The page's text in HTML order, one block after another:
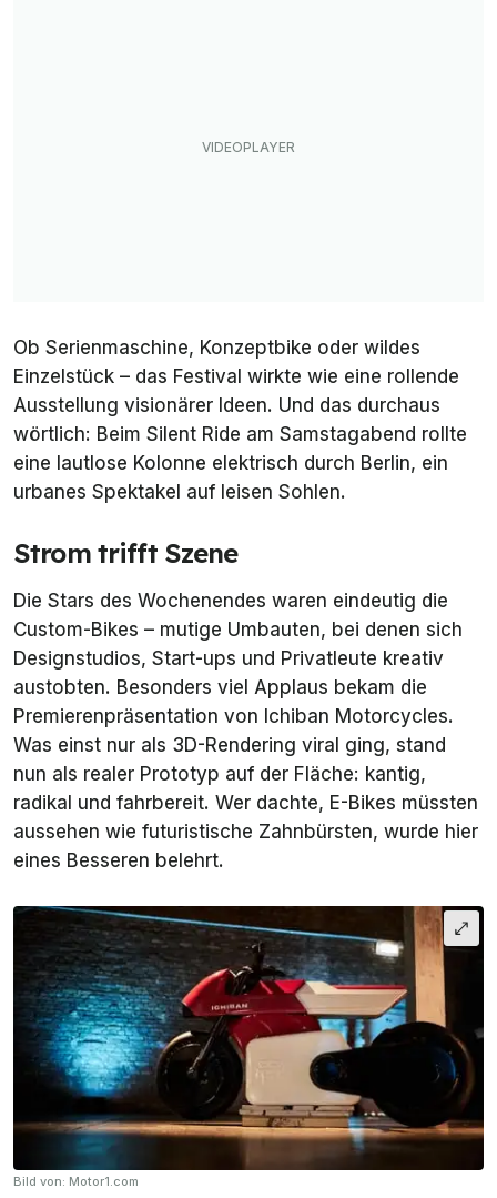
Ob Serienmaschine, Konzeptbike oder wildes
Einzelstück – das Festival wirkte wie eine rollende
Ausstellung visionärer Ideen. Und das durchaus
wörtlich: Beim Silent Ride am Samstagabend rollte
eine lautlose Kolonne elektrisch durch Berlin, ein
urbanes Spektakel auf leisen Sohlen.
Strom trifft Szene
Die Stars des Wochenendes waren eindeutig die
Custom-Bikes – mutige Umbauten, bei denen sich
Designstudios, Start-ups und Privatleute kreativ
austobten. Besonders viel Applaus bekam die
Premierenpräsentation von Ichiban Motorcycles.
Was einst nur als 3D-Rendering viral ging, stand
nun als realer Prototyp auf der Fläche: kantig,
radikal und fahrbereit. Wer dachte, E-Bikes müssten
aussehen wie futuristische Zahnbürsten, wurde hier
eines Besseren belehrt.
Bild von: Motor1.com